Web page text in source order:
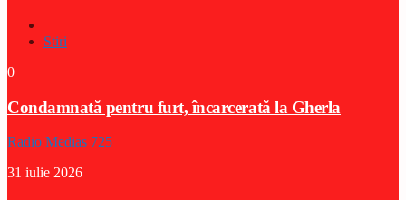
Stiri
0
Condamnată pentru furt, încarcerată la Gherla
Radio Medias 725
31 iulie 2026